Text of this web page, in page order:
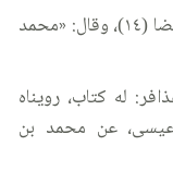
وعده في أصحاب الكاظم(عليه السلام) أيضا (١٤)، وقال: «محمد
بن عذافر: له كتاب، رويناه
عيسى، عن محمد بن